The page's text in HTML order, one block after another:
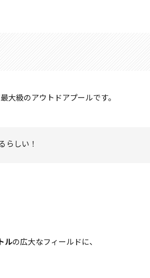
大級のアウトドアプールです。
らしい！
ルの広大なフィールドに、